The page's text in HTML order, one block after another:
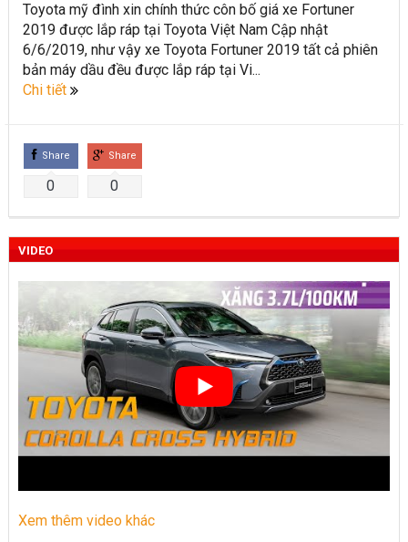
Toyota Raize phân khúc SUV cỡ nhỏ mới hứa hẹn nhiều đột
phá
“Bật mí” những thay đổi của Toyota Land Cruiser 2021 vừa
Những dòng xe Toyota đang phổ biến nhất trên thị trường
Việt Nam hiện nay.
Lựa chọn Toyota Corolla Cross hay Mazda CX-5 trong phân
khúc C – SUV?
Những thay đổi trên dòng xe Vios 2022
Toyota mỹ đình xin chính thức côn bố giá xe Fortuner
2019 được lắp ráp tại Toyota Việt Nam Cập nhật
6/6/2019, như vậy xe Toyota Fortuner 2019 tất cả phiên
bản máy dầu đều được lắp ráp tại Vi...
Chi tiết
Share
0
Share
0
VIDEO
Xem thêm video khác